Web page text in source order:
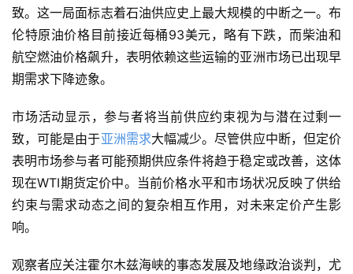
致。这一局面标志着石油供应史上最大规模的中断之一。布
伦特原油价格目前接近每桶93美元，略有下跌，而柴油和
航空燃油价格飙升，表明依赖这些运输的亚洲市场已出现早
期需求下降迹象。
市场活动显示，参与者将当前供应约束视为与潜在过剩一
致，可能是由于亚洲需求大幅减少。尽管供应中断，但定价
表明市场参与者可能预期供应条件将趋于稳定或改善，这体
现在WTI期货定价中。当前价格水平和市场状况反映了供给
约束与需求动态之间的复杂相互作用，对未来定价产生影
响。
观察者应关注霍尔木兹海峡的事态发展及地缘政治谈判，尤